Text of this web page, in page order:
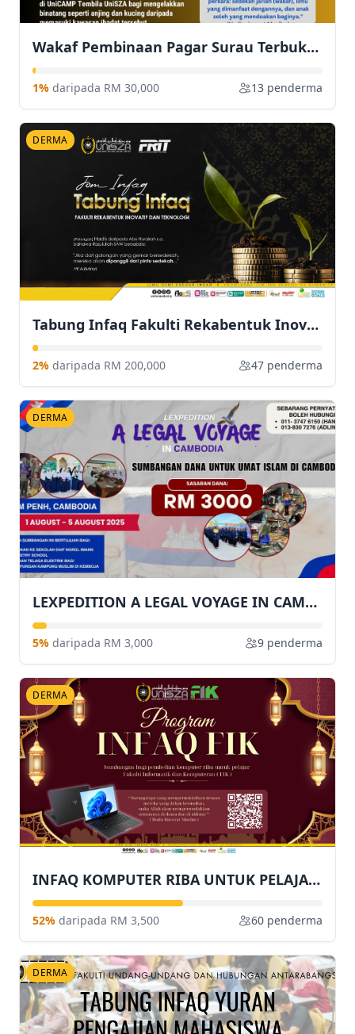
Wakaf Pembinaan Pagar Surau Terbuka UniCAMP Tembila UniSZA
1% daripada RM 30,000 13 penderma
DERMA
Tabung Infaq Fakulti Rekabentuk Inovatif dan Teknologi
2% daripada RM 200,000 47 penderma
DERMA
LEXPEDITION A LEGAL VOYAGE IN CAMBODIA - SUMBANGAN DANA UNTUK UMAT ISLAM DI CAMBODIA
5% daripada RM 3,000 9 penderma
DERMA
INFAQ KOMPUTER RIBA UNTUK PELAJAR FIK
52% daripada RM 3,500 60 penderma
DERMA